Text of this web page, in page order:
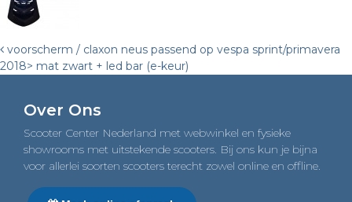
Post
navigation
voorscherm / claxon neus passend op vespa sprint/primavera
2018> mat zwart + led bar (e-keur)
Over Ons
Scooter Center Nederland met webwinkel en fysieke
showrooms met uitstekende scooters. Bij ons kun je bijna
voor allerlei soorten scooters terecht zowel online en offline.